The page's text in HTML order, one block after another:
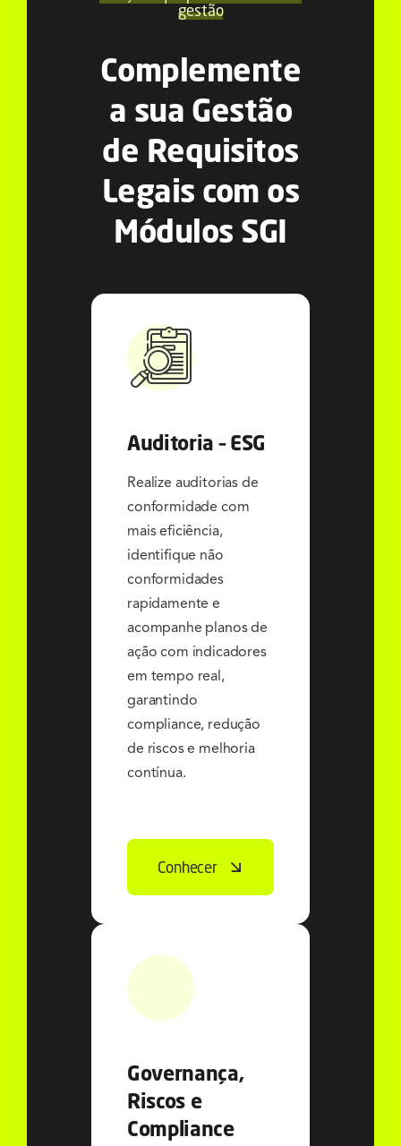
gestão
Complemente
a sua Gestão
de Requisitos
Legais com os
Módulos SGI
Auditoria – ESG
Realize auditorias de
conformidade com
mais eficiência,
identifique não
conformidades
rapidamente e
acompanhe planos de
ação com indicadores
em tempo real,
garantindo
compliance, redução
de riscos e melhoria
contínua.
Conhecer
Governança,
Riscos e
Compliance